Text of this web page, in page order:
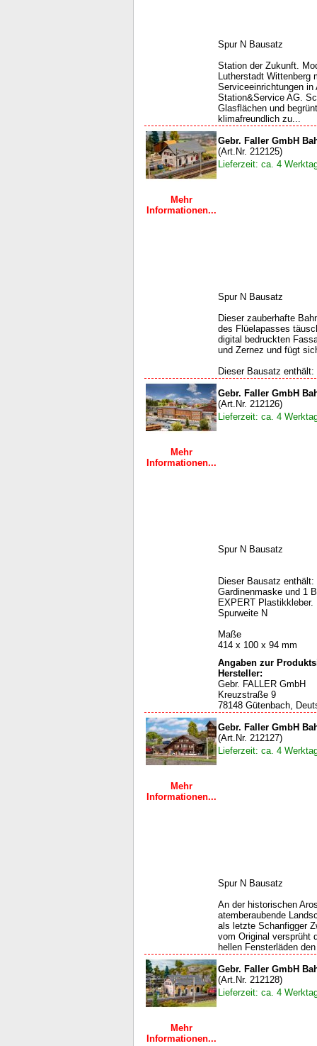
Spur N Bausatz
Station der Zukunft.
Lutherstadt Wittenberg
Serviceeinrichtungen in
Station&Service AG.
Glasflächen und
klimafreundlich zu...
Mehr
Informationen...
Gebr. Faller GmbH
(Art.Nr. 212125)
Lieferzeit: ca. 4
Spur N Bausatz
Dieser zauberhafte
des Flüelapasses
digital bedruckten
und Zernez und fügt
Dieser Bausatz
Mehr
Informationen...
Gebr. Faller GmbH
(Art.Nr. 212126)
Lieferzeit: ca. 4
Spur N Bausatz
Dieser Bausatz
Gardinenmaske und 1
EXPERT Plastikkleber.
Spurweite N
Maße
414 x 100 x 94 mm
Angaben zur
Hersteller:
Gebr. FALLER GmbH
Kreuzstraße 9
78148 Gütenbach,
Mehr
Informationen...
Gebr. Faller GmbH
(Art.Nr. 212127)
Lieferzeit: ca. 4
Spur N Bausatz
An der historischen
atemberaubende
als letzte Schanfigger
vom Original versprüht
hellen Fensterläden
Mehr
Informationen...
Gebr. Faller GmbH
(Art.Nr. 212128)
Lieferzeit: ca. 4